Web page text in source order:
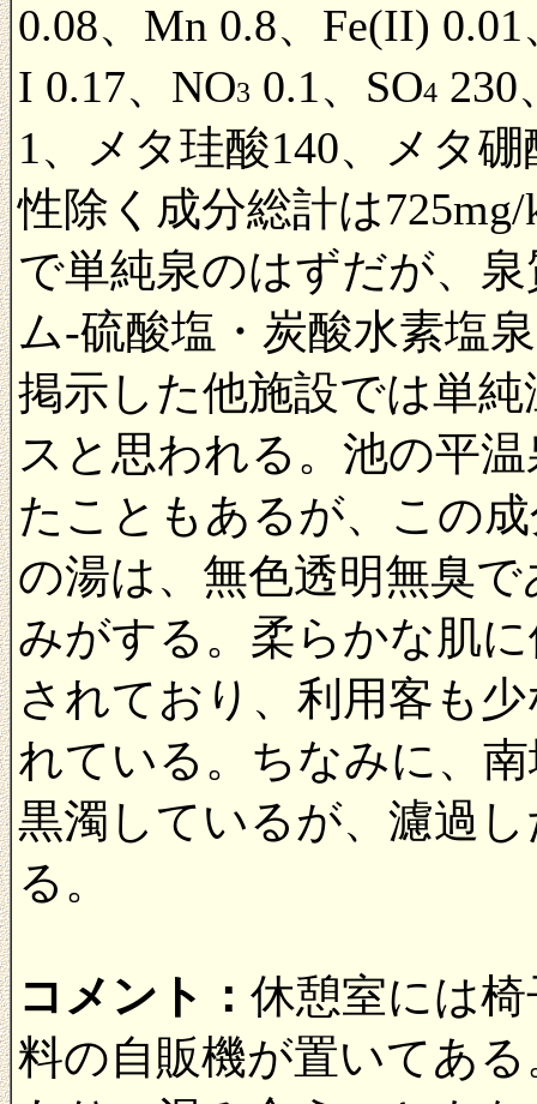
0.08、Mn 0.8、Fe(II)
I 0.17、NO3 0.1、SO4 230
1、メタ珪酸140、メタ硼
性除く成分総計は
で単純泉のはずだが、
ム-硫酸塩・炭酸水素塩
掲示した他施設では単
スと思われる。池の平
たこともあるが、この
の湯は、無色透明無臭
みがする。柔らかな肌
されており、利用客も
れている。ちなみに、
黒濁しているが、濾過
る。
コメント： 休憩室には
料の自販機が置いてあ